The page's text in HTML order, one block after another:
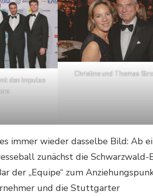
den Impulso
Christine und Thomas
immer wieder dasselbe Bild: Ab
zunächst die Schwarzwald-
der „Equipe“ zum
und die Stuttgarter